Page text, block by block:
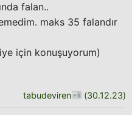
falan..
maks 35 falandır
için konuşuyorum)
tabudeviren (30.12.23)